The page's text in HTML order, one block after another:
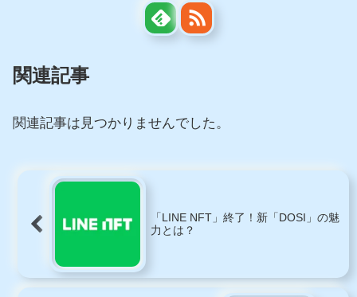
関連記事
関連記事は見つかりませんでした。
「LINE NFT」終了！新「DOSI」の魅
力とは？